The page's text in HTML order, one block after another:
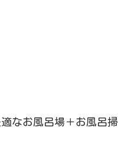
なお風呂場＋お風呂掃